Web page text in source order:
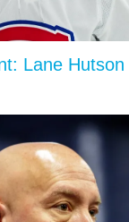
Lane